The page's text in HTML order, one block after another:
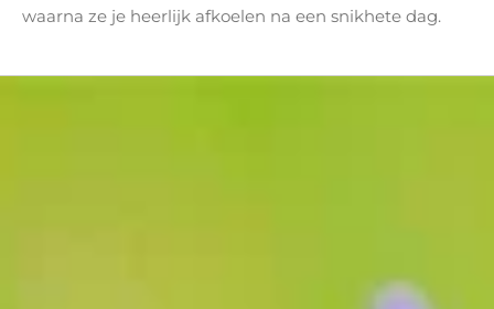
waarna ze je heerlijk afkoelen na een snikhete dag.